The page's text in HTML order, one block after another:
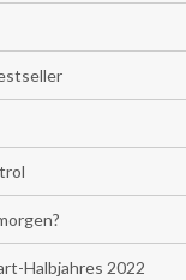
Halbjahres 2022